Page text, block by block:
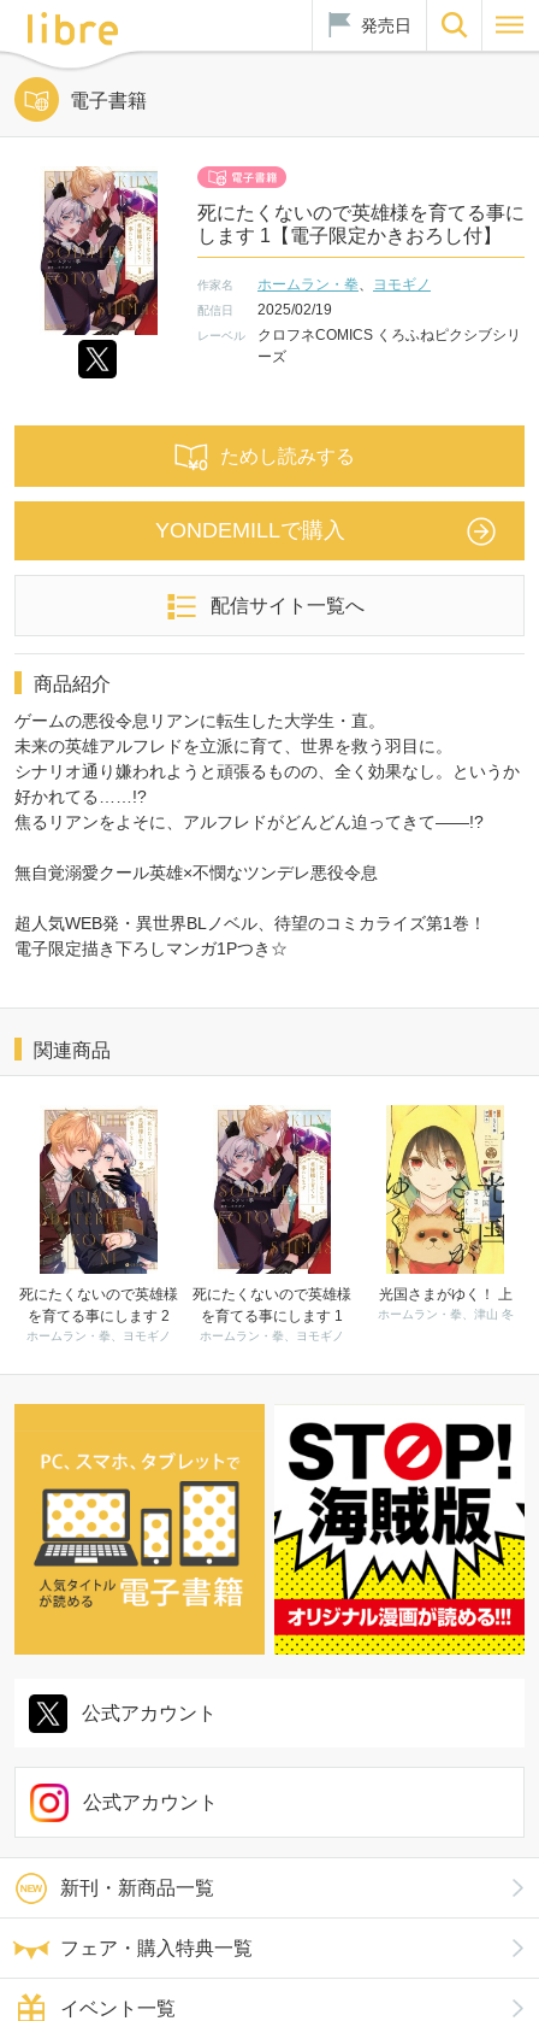
発売日
電子書籍
死にたくないので英雄様を育てる事に
します 1【電子限定かきおろし付】
作家名 ホームラン・拳、 ヨモギノ
配信日 2025/02/19
レーベル
クロフネCOMICS くろふねピクシブシリ
ーズ
ためし読みする
YONDEMILLで購入
配信サイト一覧へ
商品紹介
ゲームの悪役令息リアンに転生した大学生・直。
未来の英雄アルフレドを立派に育て、世界を救う羽目に。
シナリオ通り嫌われようと頑張るものの、全く効果なし。というか
好かれてる……!?
焦るリアンをよそに、アルフレドがどんどん迫ってきて――!?
無自覚溺愛クール英雄×不憫なツンデレ悪役令息
超人気WEB発・異世界BLノベル、待望のコミカライズ第1巻！
電子限定描き下ろしマンガ1Pつき☆
関連商品
死にたくないので英雄様
を育てる事にします 2
ホームラン・拳、ヨモギノ
死にたくないので英雄様
を育てる事にします 1
ホームラン・拳、ヨモギノ
光国さまがゆく！ 上
ホームラン・拳、津山 冬
新刊・新商品一覧
フェア・購入特典一覧
イベント一覧
公式アカウント
公式アカウント